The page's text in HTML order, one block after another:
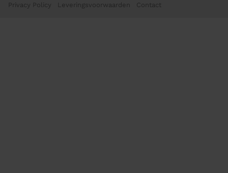
Privacy Policy Leveringsvoorwaarden Contact